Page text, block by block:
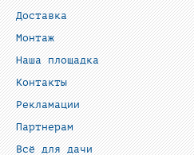
Доставка
Монтаж
Наша площадка
Контакты
Рекламации
Партнерам
Всё для дачи